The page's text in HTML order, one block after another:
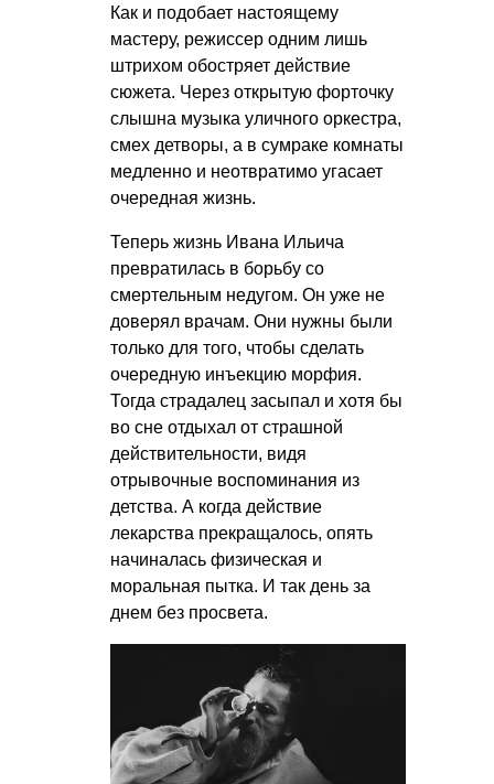
Как и подобает настоящему
мастеру, режиссер одним лишь
штрихом обостряет действие
сюжета. Через открытую форточку
слышна музыка уличного оркестра,
смех детворы, а в сумраке комнаты
медленно и неотвратимо угасает
очередная жизнь.
Теперь жизнь Ивана Ильича
превратилась в борьбу со
смертельным недугом. Он уже не
доверял врачам. Они нужны были
только для того, чтобы сделать
очередную инъекцию морфия.
Тогда страдалец засыпал и хотя бы
во сне отдыхал от страшной
действительности, видя
отрывочные воспоминания из
детства. А когда действие
лекарства прекращалось, опять
начиналась физическая и
моральная пытка. И так день за
днем без просвета.